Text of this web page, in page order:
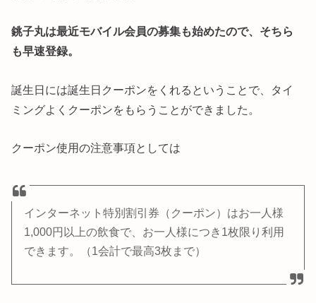
銚子丸は最近モバイル会員の募集も始めたので、そちら
も早速登録。
誕生日には誕生日クーポンをくれるということで、タイ
ミングよくクーポンをもらうことができました。
クーポン使用の注意事項としては
インターネット特別割引券（クーポン）はお一人様
1,000円以上の飲食で、お一人様につき1枚限り利用
できます。（1会計で最高3枚まで）